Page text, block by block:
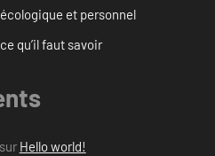
et personnel
qu’il faut savoir
Hello world!